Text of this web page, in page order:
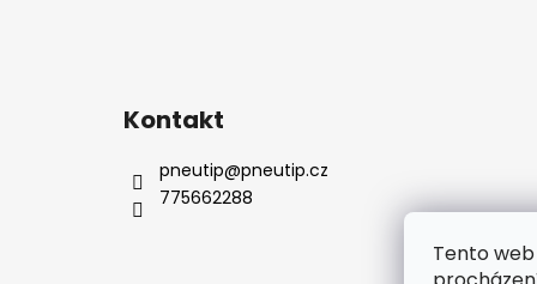
Tento
Kontakt
pneutip@pneutip.cz
775662288